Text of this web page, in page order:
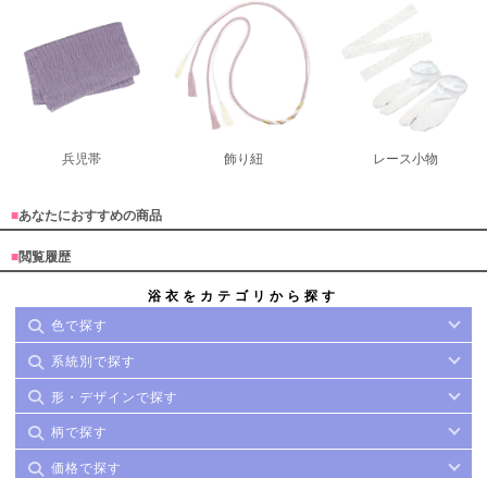
兵児帯 飾り紐 レース小物
■あなたにおすすめの商品
■閲覧履歴
浴衣をカテゴリから探す
色で探す
系統別で探す
形・デザインで探す
柄で探す
価格で探す